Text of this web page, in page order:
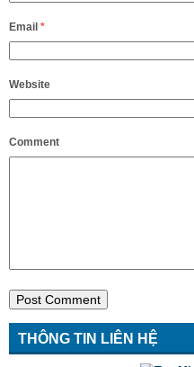
Email *
Website
Comment
THÔNG TIN LIÊN HỆ